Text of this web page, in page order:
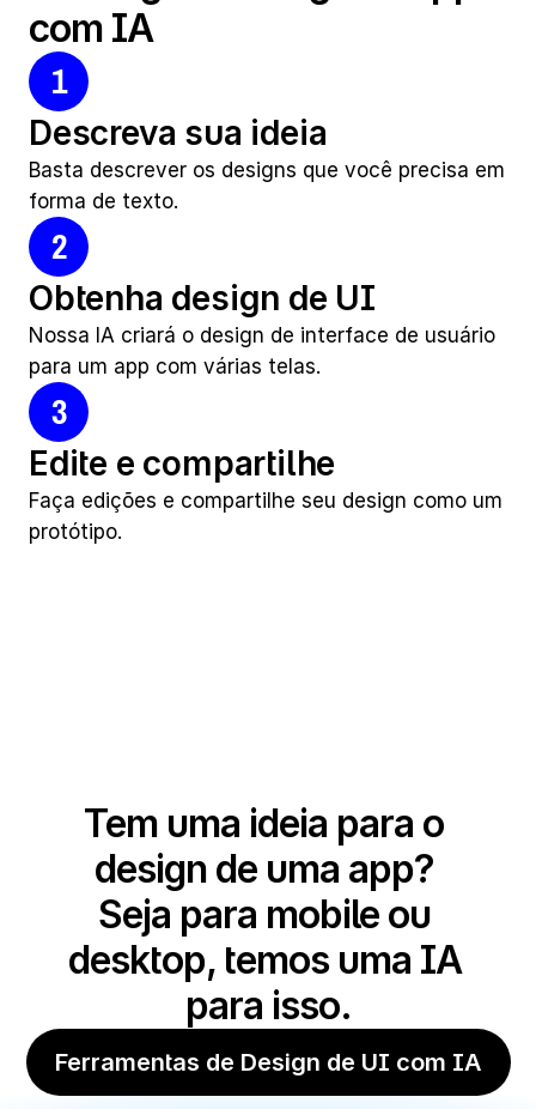
com IA
1
Descreva sua ideia
Basta descrever os designs que você precisa em
forma de texto.
2
Obtenha design de UI
Nossa IA criará o design de interface de usuário
para um app com várias telas.
3
Edite e compartilhe
Faça edições e compartilhe seu design como um
protótipo.
Tem uma ideia para o
design de uma app?
Seja para mobile ou
desktop, temos uma IA
para isso.
Ferramentas de Design de UI com IA